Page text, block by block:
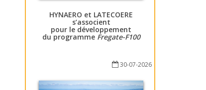
HYNAERO et LATECOERE
s’associent
pour le développement
du programme Fregate-F100
30-07-2026